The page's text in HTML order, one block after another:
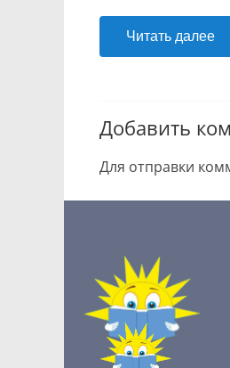
Читать далее
Добавить
Для отправки